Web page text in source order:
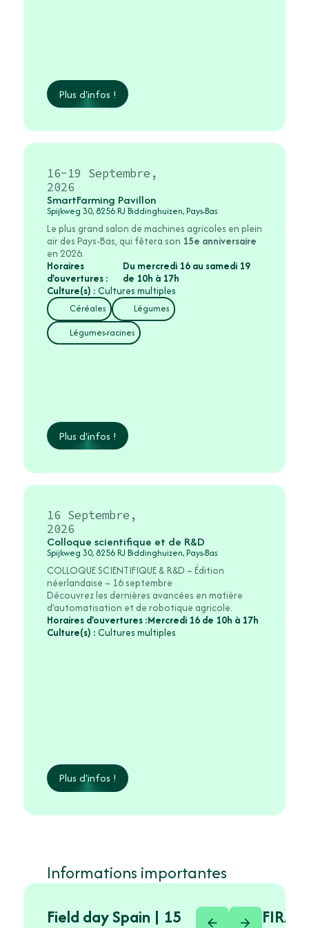
Plus d'infos !
16-19 Septembre,
2026
SmartFarming Pavillon
Spijkweg 30, 8256 RJ Biddinghuizen, Pays-Bas
Le plus grand salon de machines agricoles en plein
air des Pays-Bas, qui fêtera son 15e anniversaire
en 2026.
Horaires
d'ouvertures :
Du mercredi 16 au samedi 19
de 10h à 17h
Culture(s) : Cultures multiples
Céréales
Légumes
Légumes-racines
Plus d'infos !
16 Septembre,
2026
Colloque scientifique et de R&D
Spijkweg 30, 8256 RJ Biddinghuizen, Pays-Bas
COLLOQUE SCIENTIFIQUE & R&D – Édition
néerlandaise – 16 septembre
Découvrez les dernières avancées en matière
d’automatisation et de robotique agricole.
Horaires d'ouvertures :Mercredi 16 de 10h à 17h
Culture(s) : Cultures multiples
Plus d'infos !
Informations importantes
Field day Spain | 15
FIRA